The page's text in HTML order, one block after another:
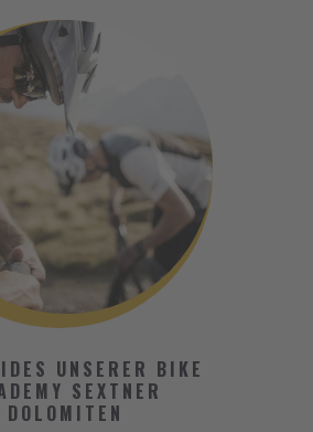
UNSERER BIKE
SEXTNER
DOLOMITEN